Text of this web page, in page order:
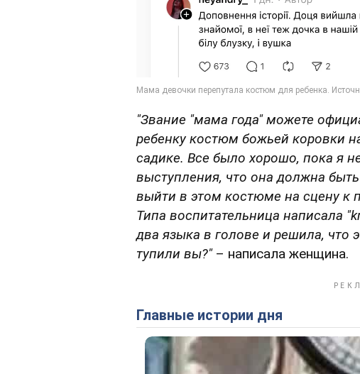
"Звание "мама года" можете
ребенку костюм божьей коровки
садике. Все было хорошо, пока я
выступления, что она должна
выйти в этом костюме на сцену к
Типа воспитательница написала
два языка в голове и решила, что
тупили вы?" – написала женщина.
Главные истории дня